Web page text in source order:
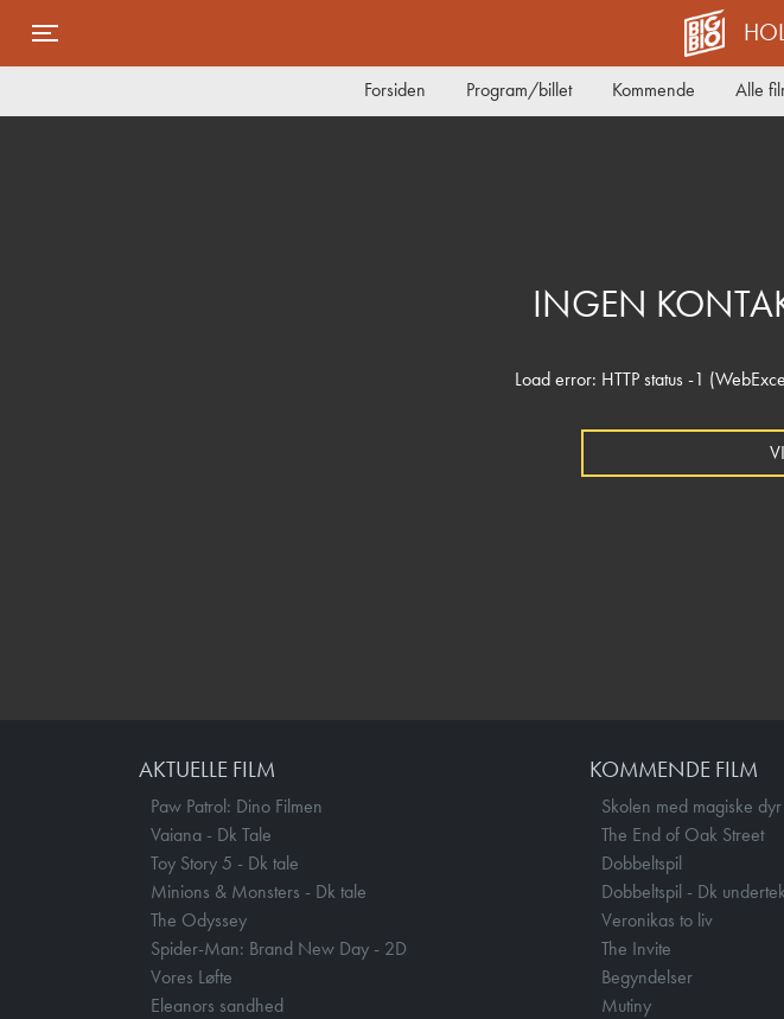
Forsiden Program/billet Kommende Alle
INGEN
Load error: HTTP status -1
AKTUELLE FILM
Paw Patrol: Dino Filmen
Vaiana - Dk Tale
Toy Story 5 - Dk tale
Minions & Monsters - Dk tale
The Odyssey
Spider-Man: Brand New Day - 2D
Vores Løfte
Eleanors sandhed
KOMMENDE FILM
Skolen med magiske
The End of Oak Street
Dobbeltspil
Dobbeltspil - Dk
Veronikas to liv
The Invite
Begyndelser
Mutiny